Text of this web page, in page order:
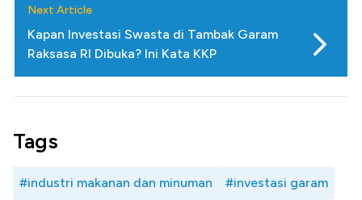
Next Article
Kapan Investasi Swasta di Tambak Garam
Raksasa RI Dibuka? Ini Kata KKP
Tags
#industri makanan dan minuman #investasi garam